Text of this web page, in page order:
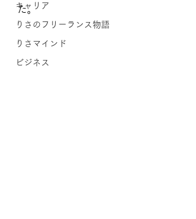
キャリア
りさのフリーランス物語
りさマインド
ビジネス
た。